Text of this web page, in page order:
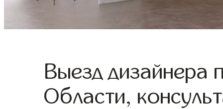
Выезд дизайнера
Области,